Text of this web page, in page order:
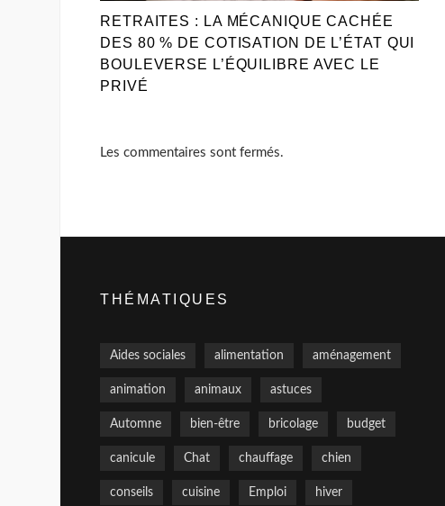
RETRAITES : LA MÉCANIQUE CACHÉE
DES 80 % DE COTISATION DE L’ÉTAT QUI
BOULEVERSE L’ÉQUILIBRE AVEC LE
PRIVÉ
Les commentaires sont fermés.
THÉMATIQUES
Aides sociales alimentation aménagement
animation animaux astuces
Automne bien-être bricolage budget
canicule Chat chauffage chien
conseils cuisine Emploi hiver